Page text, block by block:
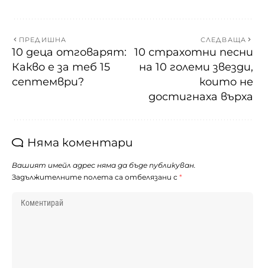
ПРЕДИШНА
10 деца отговарят:
Какво е за теб 15
септември?
СЛЕДВАЩА
10 страхотни песни
на 10 големи звезди,
които не
достигнаха върха
Няма коментари
Вашият имейл адрес няма да бъде публикуван.
Задължителните полета са отбелязани с *